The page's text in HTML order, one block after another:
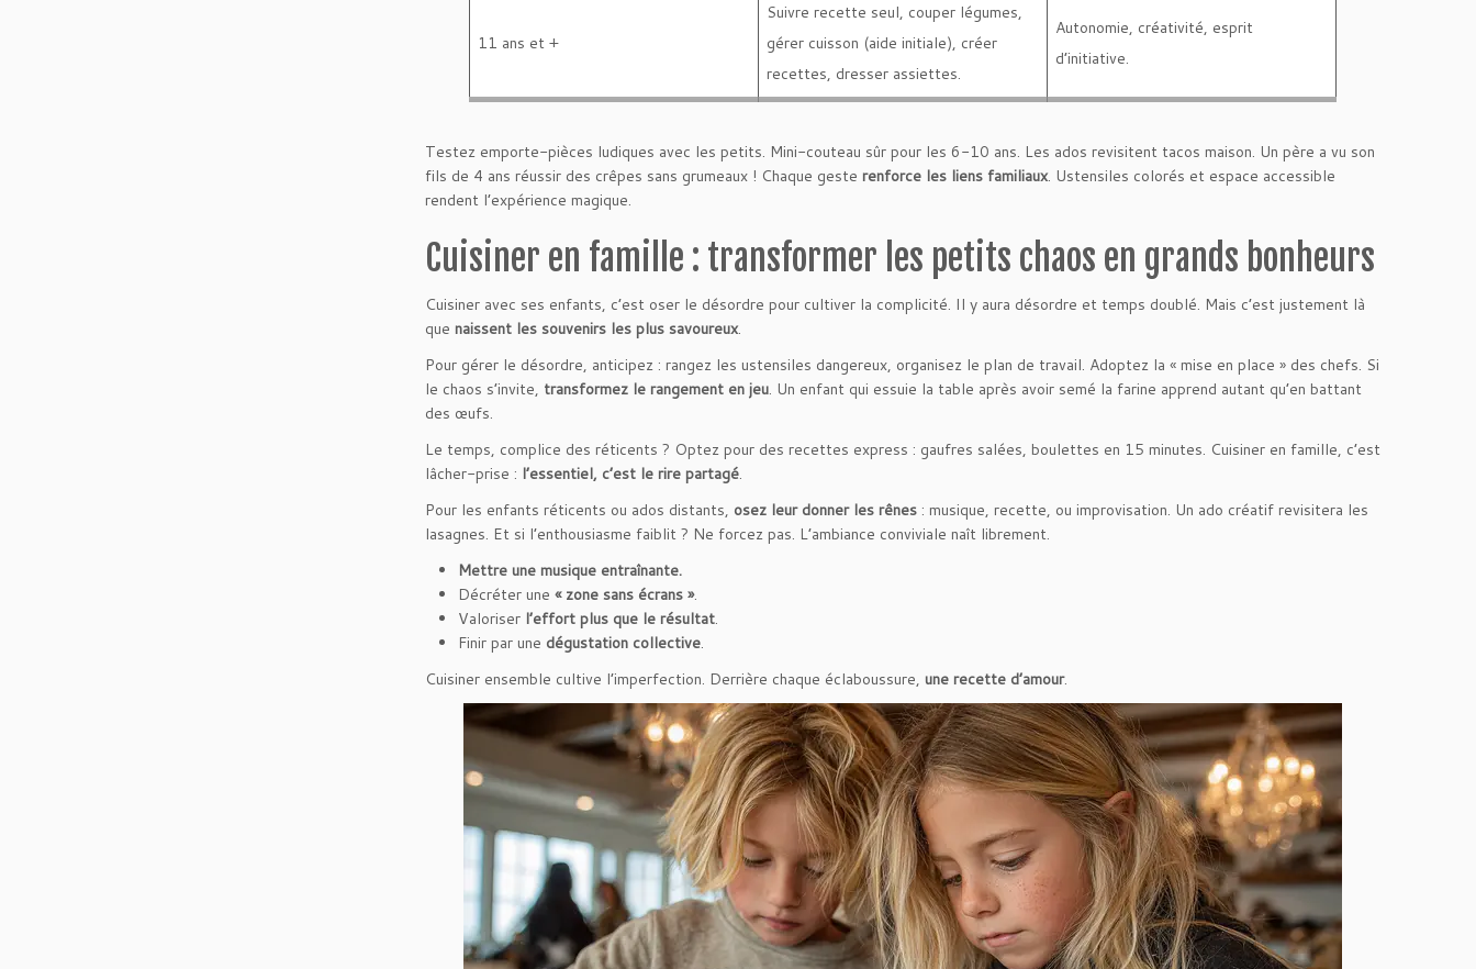
11 ans et +
Suivre recette seul, couper légumes,
gérer cuisson (aide initiale), créer
recettes, dresser assiettes.
Autonomie, créativité, esprit
d’initiative.
Testez emporte-pièces ludiques avec les petits. Mini-couteau sûr pour les 6-10 ans. Les ados revisitent tacos maison. Un père a vu son
fils de 4 ans réussir des crêpes sans grumeaux ! Chaque geste renforce les liens familiaux. Ustensiles colorés et espace accessible
rendent l’expérience magique.
Cuisiner en famille : transformer les petits chaos en grands bonheurs
Cuisiner avec ses enfants, c’est oser le désordre pour cultiver la complicité. Il y aura désordre et temps doublé. Mais c’est justement là
que naissent les souvenirs les plus savoureux.
Pour gérer le désordre, anticipez : rangez les ustensiles dangereux, organisez le plan de travail. Adoptez la « mise en place » des chefs. Si
le chaos s’invite, transformez le rangement en jeu. Un enfant qui essuie la table après avoir semé la farine apprend autant qu’en battant
des œufs.
Le temps, complice des réticents ? Optez pour des recettes express : gaufres salées, boulettes en 15 minutes. Cuisiner en famille, c’est
lâcher-prise : l’essentiel, c’est le rire partagé.
Pour les enfants réticents ou ados distants, osez leur donner les rênes : musique, recette, ou improvisation. Un ado créatif revisitera les
lasagnes. Et si l’enthousiasme faiblit ? Ne forcez pas. L’ambiance conviviale naît librement.
Mettre une musique entraînante.
Décréter une « zone sans écrans ».
Valoriser l’effort plus que le résultat.
Finir par une dégustation collective.
Cuisiner ensemble cultive l’imperfection. Derrière chaque éclaboussure, une recette d’amour.